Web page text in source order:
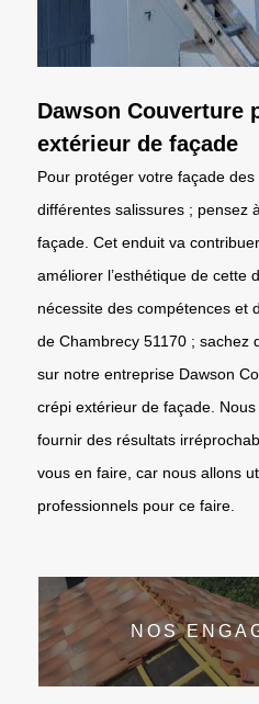
Dawson Couverture
extérieur de façade
Pour protéger votre façade
différentes salissures ; pensez
façade. Cet enduit va
améliorer l’esthétique de cette
nécessite des compétences et
de Chambrecy 51170 ; sachez
sur notre entreprise Dawson
crépi extérieur de façade.
fournir des résultats
vous en faire, car nous allons
professionnels pour ce faire.
NOS